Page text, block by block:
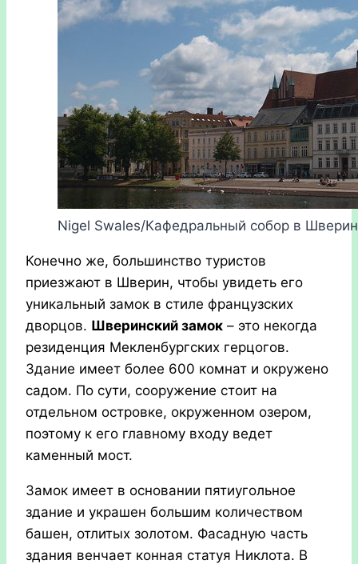
Nigel Swales/Кафедральный собор в
Конечно же, большинство туристов
приезжают в Шверин, чтобы увидеть его
уникальный замок в стиле французских
дворцов. Шверинский замок – это некогда
резиденция Мекленбургских герцогов.
Здание имеет более 600 комнат и окружено
садом. По сути, сооружение стоит на
отдельном островке, окруженном озером,
поэтому к его главному входу ведет
каменный мост.
Замок имеет в основании пятиугольное
здание и украшен большим количеством
башен, отлитых золотом. Фасадную часть
здания венчает конная статуя Никлота. В